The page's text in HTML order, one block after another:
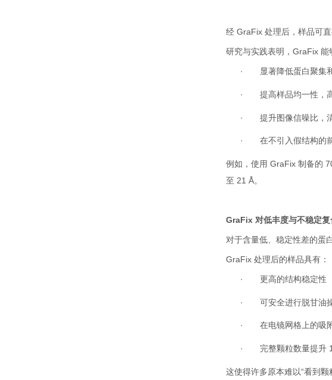
经 GraFix 处理后，样品可
研究与实践表明， GraFix 能
· 显著降低蛋白聚集
· 提高样品均一性，
· 提升图像信噪比，
· 在不引入假结构的
例如，使用 GraFix 制备的
至 21 Å。
GraFix 对低丰度与不稳定
对于含量低、稳定性差的蛋
GraFix 处理后的样品具有：
· 更高的结构稳定性
· 可安全进行脱甘油
· 在电镜网格上的吸
· 完整颗粒数量提升
这使得许多原本难以“看到颗